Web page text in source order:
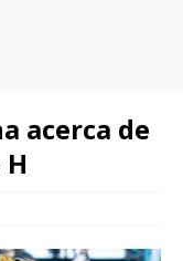
acerca de